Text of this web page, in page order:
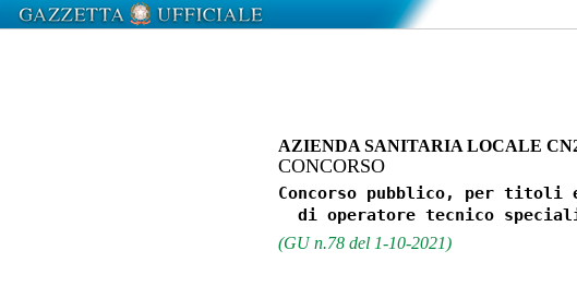
AZIENDA SANITARIA LOCALE
CONCORSO
Concorso pubblico, per titoli
(GU n.78 del 1-10-2021)